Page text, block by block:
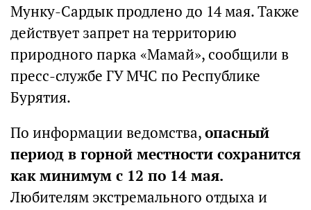
Мунку-Сардык продлено до 14 мая. Также
действует запрет на территорию
природного парка «Мамай», сообщили в
пресс-службе ГУ МЧС по Республике
Бурятия.
По информации ведомства,опасный
период в горной местности сохранится
как минимум с 12 по 14 мая.
Любителям экстремального отдыха и